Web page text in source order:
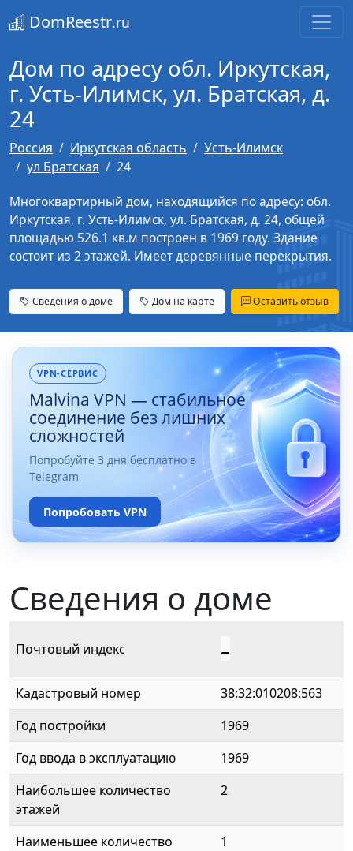
DomReestr.ru
Дом по адресу обл. Иркутская,
г. Усть-Илимск, ул. Братская, д.
24
Россия Иркутская область
Усть-Илимск
ул Братская
24
Многоквартирный дом, находящийся по адресу: обл.
Иркутская, г. Усть-Илимск, ул. Братская, д. 24, общей
площадью 526.1 кв.м построен в 1969 году. Здание
состоит из 2 этажей. Имеет деревянные перекрытия.
Сведения о доме Дом на карте Оставить отзыв
VPN-СЕРВИС
Malvina VPN — стабильное
соединение без лишних
сложностей
Попробуйте 3 дня бесплатно в
Telegram
Попробовать VPN
Сведения о доме
Почтовый индекс -
Кадастровый номер
38:32:010208:563
Год постройки
1969
Год ввода в эксплуатацию
1969
Наибольшее количество
этажей
2
Наименьшее количество
1